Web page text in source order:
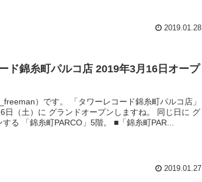
2019.01.28
ド錦糸町パルコ店 2019年3月16日オープ
「タワーレコード錦糸町パルコ店」
土）に グランドオープンしますね。 同じ日に グ
ランドオープンする 「錦糸町PARCO」5階。 ■「錦糸町PAR...
2019.01.27